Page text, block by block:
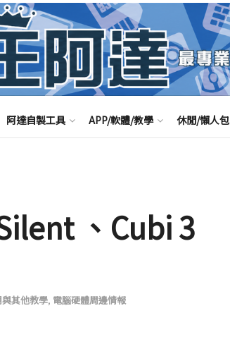
阿達自製工具 APP/軟體/教學 休閒/懶人包
、Cubi 3
其他教學, 電腦硬體周邊情報